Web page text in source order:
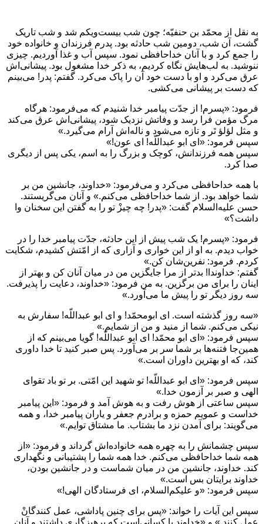
به نقل از محمّد بن حنفيّه؛ چون شب بيست‏‌ويكم شد و شب‏ تاريک
گشت، آن شب، دومين شب حادثه بود. پدرم فرزندان و خانواده خود
را جمع كرد و با آنان خداحافظى نمود. سپس آب و غذا آورديم. چيزى
ننوشيد. به لب‏‌هايش نگاه كرديم، به ذكر خدا مشغول بود. پيشانى‌‏اش
عرق مى‏‌كرد و او با دست خود آن را پاک مى‌‏كرد. گفتم: پدر! مى‌بينم
كه دست بر پيشانى مى‌كشى.
فرمود: «پسرم! از جدّت پيامبر خدا شنيدم كه مى‌‏فرمود: هرگاه
مرگ مؤمن فرا رسد و وفاتش نزديک شود، پيشانى‌‏اش عرق مى‌‏كند
و مثل لؤلؤ تَر و تازه مى‏‌شود و ناله‌‏اش آرام مى‌‏گيرد.»
سپس فرمود: «اى ابو عبداللّه! اى عون!»
سپس همه فرزندانش، كوچک و بزرگ را به اسم، يكى پس از ديگرى
صدا كرد.
با همه خداحافظى مى‌كرد و مى‌‏فرمود: «خداوند، جانشين من بر
شما خواهد بود. از شما خداحافظى مى‌كنم.» و آنان مى‏‌گريستند.
حسن عليه‌السلام گفت: «پدر! چه چيزْ تو را به گفتن اين سخنان وا
داشت؟»
فرمود: «پسرم! يک شب پيش از اين حادثه، جدّت پيامبر خدا را در
خواب ديدم. به ‏او از اين‏ خوارى و آزارى كه از امّتش كشيدم، شكايت
كردم. فرمود: نفرين‌شان كن.»
گفتم: خداوندا! بدتر از مرا جايگزين من در ميان آنان كن و بهتر از
اينان را براى من برگزين. به من فرمود: «خداوند، دعايت را پذيرفت.
سه روز ديگر تو را پيش ما مى‌آورد.»
«سه روز گذشته است. اى ابومحمّد! و اى ابو عبداللّه! سفارش به
نيكى مى‌‏كنم. شما از منيد و من از شمايم.»
سپس فرمود: «اى ابو محمّد! اى ابو عبداللّه! گويا مى‌‏بينم كه از
همين‌‏جا فتنه‌‏ها بر شما سر بر مى‌آورد. پس صبر كنيد تا خدا داورى
كند، كه او بهترين داوران است.»
سپس فرمود: «اى ابو عبداللّه! تو شهيد اين امّتى. بر تو باد تقواى
الهى و صبر بر آزمون خدا.»
سپس ساعتى از هوش رفت و به هوش آمد و فرمود: «اين پيامبر
خداست و عمويم حمزه و برادرم جعفر و ياران پيامبر خدا، و همه
مى‏‌گويند: براى آمدن نزد ما بشتاب. ما مشتاق توايم.»
سپس چشمانش را به چهره همه خانواده‌‏اش گرداند و فرمود: «از
همه شما خداحافظى مى‌‏كنم. خدا همه شما را پشتيبانى و نگهدارى
كند. خداوند، جانشين من در ميان شماست و در جانشين بودن،
خداوند برايتان بس است.»
سپس فرمود: «و عليكم‌السلام، اى فرستادگان الهى!»
سپس اين آيات را خواند: «پس براى چنين پاداشى، عمل كنندگانْ
عمل كنند.» و «خداوند با كسانى‌است كه پرهيزگارى داشتند و آنان